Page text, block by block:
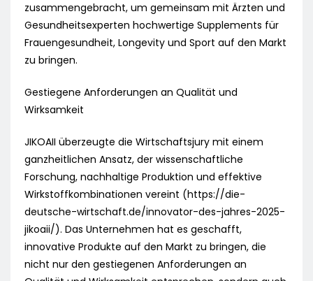
zusammengebracht, um gemeinsam mit Ärzten und
Gesundheitsexperten hochwertige Supplements für
Frauengesundheit, Longevity und Sport auf den Markt
zu bringen.
Gestiegene Anforderungen an Qualität und
Wirksamkeit
JIKOAII überzeugte die Wirtschaftsjury mit einem
ganzheitlichen Ansatz, der wissenschaftliche
Forschung, nachhaltige Produktion und effektive
Wirkstoffkombinationen vereint (https://die-
deutsche-wirtschaft.de/innovator-des-jahres-2025-
jikoaii/). Das Unternehmen hat es geschafft,
innovative Produkte auf den Markt zu bringen, die
nicht nur den gestiegenen Anforderungen an